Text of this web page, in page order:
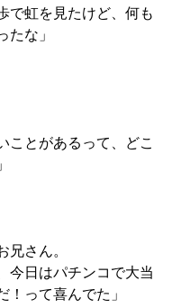
で虹を見たけど、何も
たな」
ことがあるって、どこ
兄さん。
今日はパチンコで大当
！って喜んでた」